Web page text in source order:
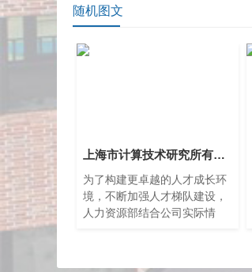
随机图文
上海市计算技术研究所有限公司2025年度青年员工培训及专题竞赛顺利开展
为了构建更卓越的人才成长环
境，不断加强人才梯队建设，
人力资源部结合公司实际情